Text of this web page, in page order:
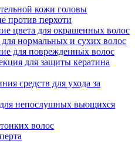
кожи головы
против перхоти
цвета для окрашенных волос
нормальных и сухих волос
для поврежденных волос
для защиты кератина
средств для ухода за
для непослушных вьющихся
волос